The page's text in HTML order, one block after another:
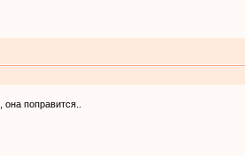
поправится..